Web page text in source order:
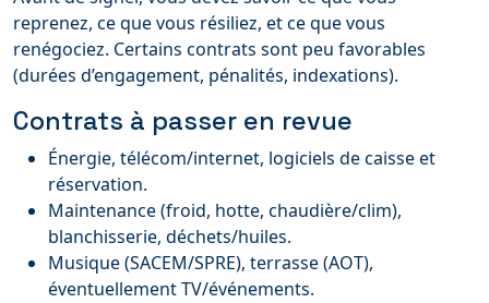
reprenez, ce que vous résiliez, et ce que vous
renégociez. Certains contrats sont peu favorables
(durées d’engagement, pénalités, indexations).
Contrats à passer en revue
Énergie, télécom/internet, logiciels de caisse et
réservation.
Maintenance (froid, hotte, chaudière/clim),
blanchisserie, déchets/huiles.
Musique (SACEM/SPRE), terrasse (AOT),
éventuellement TV/événements.